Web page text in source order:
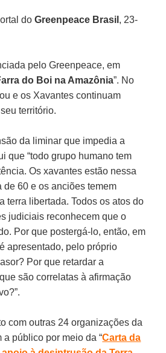
doGreenpeace Brasil , 23-
pelo Greenpeace, em
do Boi na Amazônia”. No
e os Xavantes continuam
território.
da liminar que impedia a
que “todo grupo humano tem
Os xavantes estão nessa
de 60 e os anciões temem
terra libertada. Todos os atos do
judiciais reconhecem que o
Por que postergá-lo, então, em
apresentado, pelo próprio
Por que retardar a
são correlatas à afirmação
com outras 24 organizações da
público por meio da “Carta da